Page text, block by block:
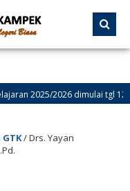
2025/2026 dimulai tgl 12
/Drs. Yayan